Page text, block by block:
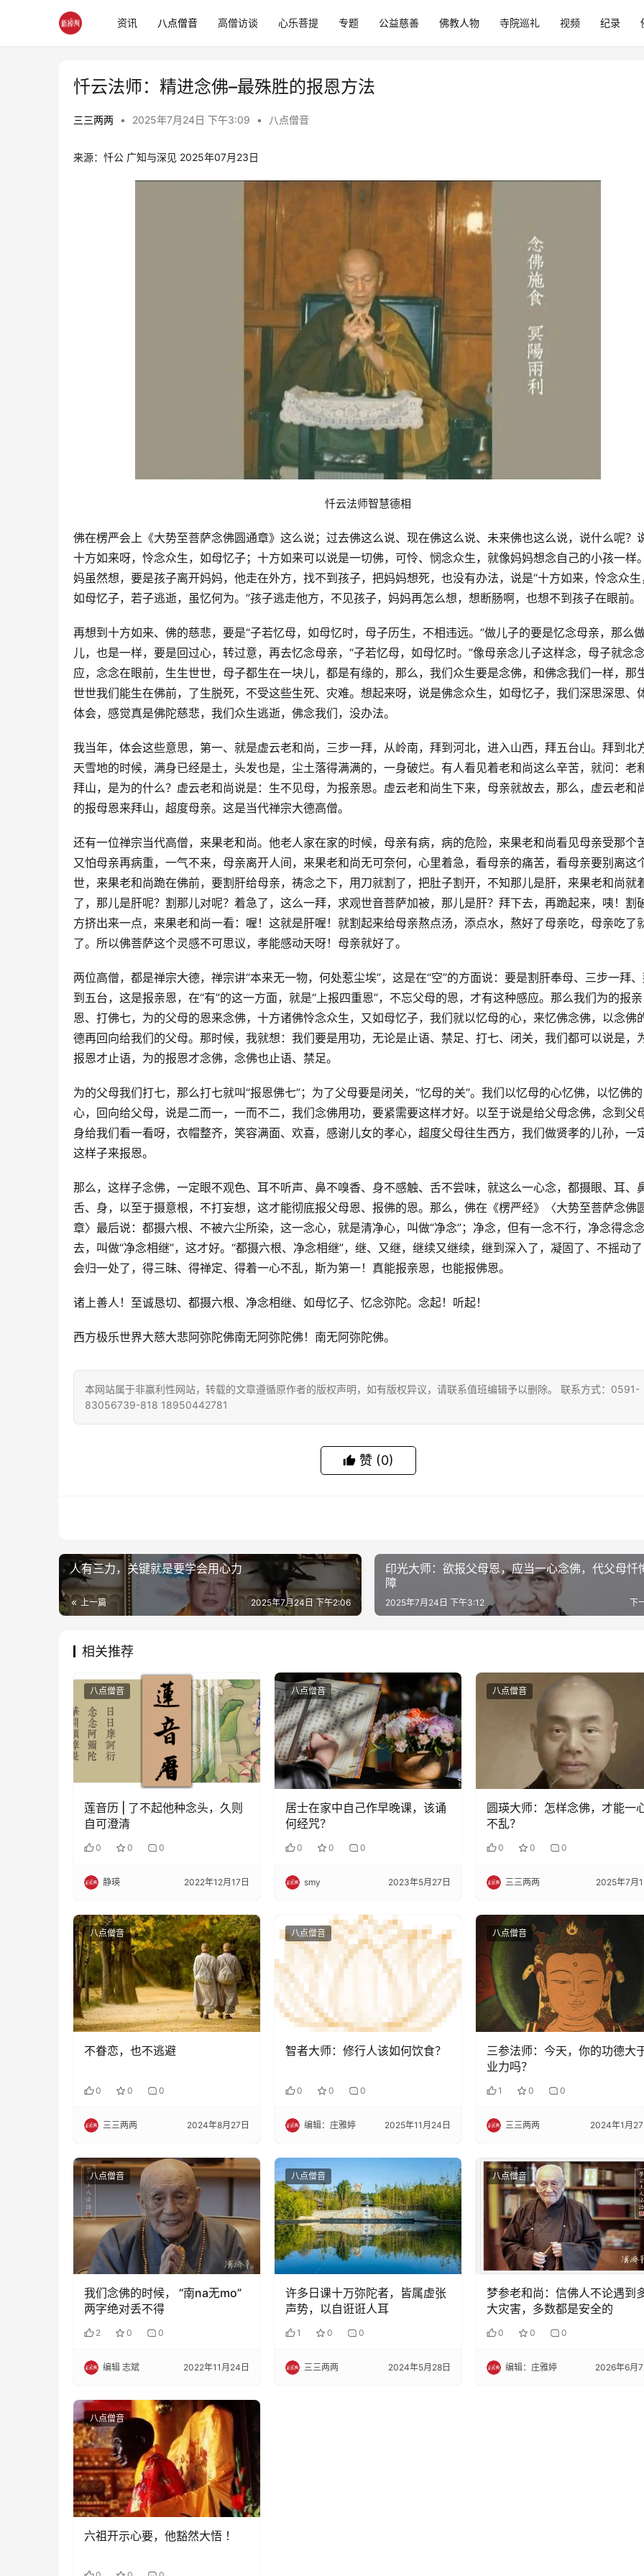
资讯 八点僧音 高僧访谈 心乐菩提 专题 公益慈善 佛教人物 寺院巡礼 视频 纪录
忏云法师：精进念佛–最殊胜的报恩方法
三三两两 • 2025年7月24日 下午3:09 • 八点僧音
来源：忏公 广知与深见 2025年07月23日
忏云法师智慧德相
佛在楞严会上《大势至菩萨念佛圆通章》这么说；过去佛这么说、现在佛这么说、未来佛也这么说，说什么呢？
十方如来呀，怜念众生，如母忆子；十方如来可以说是一切佛，可怜、悯念众生，就像妈妈想念自己的小孩一样
妈虽然想，要是孩子离开妈妈，他走在外方，找不到孩子，把妈妈想死，也没有办法，说是“十方如来，怜念众生
如母忆子，若子逃逝，虽忆何为。”孩子逃走他方，不见孩子，妈妈再怎么想，想断肠啊，也想不到孩子在眼前。
再想到十方如来、佛的慈悲，要是“子若忆母，如母忆时，母子历生，不相违远。”做儿子的要是忆念母亲，那么
儿，也是一样，要是回过心，转过意，再去忆念母亲，“子若忆母，如母忆时。”像母亲念儿子这样念，母子就念
应，念念在眼前，生生世世，母子都生在一块儿，都是有缘的，那么，我们众生要是念佛，和佛念我们一样，那
世世我们能生在佛前，了生脱死，不受这些生死、灾难。想起来呀，说是佛念众生，如母忆子，我们深思深思、
体会，感觉真是佛陀慈悲，我们众生逃逝，佛念我们，没办法。
我当年，体会这些意思，第一、就是虚云老和尚，三步一拜，从岭南，拜到河北，进入山西，拜五台山。拜到北
天雪地的时候，满身已经是土，头发也是，尘土落得满满的，一身破烂。有人看见着老和尚这么辛苦，就问：老
拜山，是为的什么？虚云老和尚说是：生不见母，为报亲恩。虚云老和尚生下来，母亲就故去，那么，虚云老和
的报母恩来拜山，超度母亲。这是当代禅宗大德高僧。
还有一位禅宗当代高僧，来果老和尚。他老人家在家的时候，母亲有病，病的危险，来果老和尚看见母亲受那个
又怕母亲再病重，一气不来，母亲离开人间，来果老和尚无可奈何，心里着急，看母亲的痛苦，看母亲要别离这
世，来果老和尚跪在佛前，要割肝给母亲，祷念之下，用刀就割了，把肚子割开，不知那儿是肝，来果老和尚就
了，那儿是肝呢？割那儿对呢？着急了，这么一拜，求观世音菩萨加被，那儿是肝？拜下去，再跪起来，咦！割
方挤出来一点，来果老和尚一看：喔！这就是肝喔！就割起来给母亲熬点汤，添点水，熬好了母亲吃，母亲吃了
了。所以佛菩萨这个灵感不可思议，孝能感动天呀！母亲就好了。
两位高僧，都是禅宗大德，禅宗讲“本来无一物，何处惹尘埃”，这是在“空”的方面说：要是割肝奉母、三步一拜
到五台，这是报亲恩，在“有”的这一方面，就是“上报四重恩”，不忘父母的恩，才有这种感应。那么我们为的报亲
恩、打佛七，为的父母的恩来念佛，十方诸佛怜念众生，又如母忆子，我们就以忆母的心，来忆佛念佛，以念佛
德再回向给我们的父母。那时候，我就想：我们要是用功，无论是止语、禁足、打七、闭关，我们都可以说是，
报恩才止语，为的报恩才念佛，念佛也止语、禁足。
为的父母我们打七，那么打七就叫“报恩佛七”；为了父母要是闭关，“忆母的关”。我们以忆母的心忆佛，以忆佛的
心，回向给父母，说是二而一，一而不二，我们念佛用功，要紧需要这样才好。以至于说是给父母念佛，念到父
身给我们看一看呀，衣帽整齐，笑容满面、欢喜，感谢儿女的孝心，超度父母往生西方，我们做贤孝的儿孙，一
这样子来报恩。
那么，这样子念佛，一定眼不观色、耳不听声、鼻不嗅香、身不感触、舌不尝味，就这么一心念，都摄眼、耳、
舌、身，以至于摄意根，不打妄想，这才能彻底报父母恩、报佛的恩。那么，佛在《楞严经》〈大势至菩萨念佛
章〉最后说：都摄六根、不被六尘所染，这一念心，就是清净心，叫做“净念”；净念，但有一念不行，净念得念
去，叫做“净念相继”，这才好。“都摄六根、净念相继”，继、又继，继续又继续，继到深入了，凝固了、不摇动
会归一处了，得三昧、得禅定、得着一心不乱，斯为第一！真能报亲恩，也能报佛恩。
诸上善人！至诚恳切、都摄六根、净念相继、如母忆子、忆念弥陀。念起！听起！
西方极乐世界大慈大悲阿弥陀佛南无阿弥陀佛！南无阿弥陀佛。
本网站属于非赢利性网站，转载的文章遵循原作者的版权声明，如有版权异议，请联系值班编辑予以删除。 联系方式：0591-
83056739-818 18950442781
赞 (0)
人有三力，关键就是要学会用心力
上一篇 2025年7月24日 下午2:06
印光大师：欲报父母恩，应当一心念佛，代父母忏
障
下
2025年7月24日 下午3:12
相关推荐
八点僧音
莲音历 | 了不起他种念头，久则
自可澄清
0 0 0
静瑛 2022年12月17日
八点僧音
居士在家中自己作早晚课，该诵
何经咒？
0 0 0
smy 2023年5月27日
八点僧音
圆瑛大师：怎样念佛，才能一
不乱？
0 0 0
三三两两 2025年7月
八点僧音
不眷恋，也不逃避
0 0 0
三三两两 2024年8月27日
八点僧音
智者大师：修行人该如何饮食？
0 0 0
编辑：庄雅婷 2025年11月24日
八点僧音
三参法师：今天，你的功德大
业力吗？
1 0 0
三三两两 2024年1月
八点僧音
我们念佛的时候， “南na无mo”
两字绝对丢不得
2 0 0
编辑 志斌 2022年11月24日
八点僧音
许多日课十万弥陀者，皆属虚张
声势，以自诳诳人耳
1 0 0
三三两两 2024年5月28日
八点僧音
梦参老和尚：信佛人不论遇到
大灾害，多数都是安全的
0 0 0
编辑：庄雅婷 2026年6月
八点僧音
六祖开示心要，他豁然大悟 ！